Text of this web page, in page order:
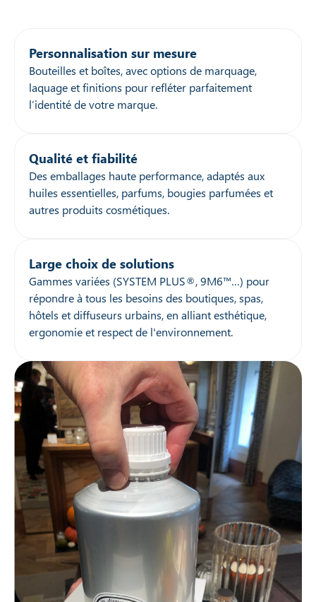
Personnalisation sur mesure
Bouteilles et boîtes, avec options de marquage,
laquage et finitions pour refléter parfaitement
l’identité de votre marque.
Qualité et fiabilité
Des emballages haute performance, adaptés aux
huiles essentielles, parfums, bougies parfumées et
autres produits cosmétiques.
Large choix de solutions
Gammes variées (SYSTEM PLUS®, 9M6™…) pour
répondre à tous les besoins des boutiques, spas,
hôtels et diffuseurs urbains, en alliant esthétique,
ergonomie et respect de l'environnement.